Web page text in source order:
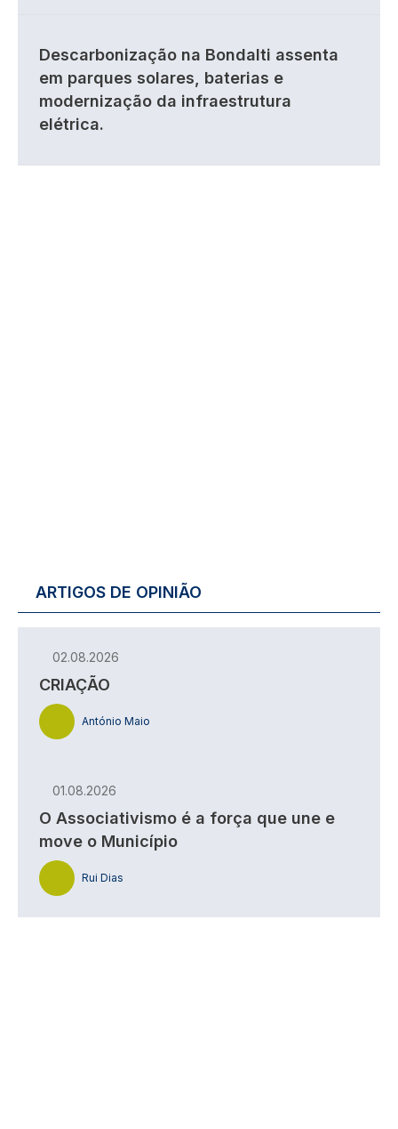
Descarbonização na Bondalti assenta
em parques solares, baterias e
modernização da infraestrutura
elétrica.
ARTIGOS DE OPINIÃO
02.08.2026
CRIAÇÃO
António Maio
01.08.2026
O Associativismo é a força que une e
move o Município
Rui Dias